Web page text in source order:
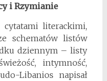
i Rzymianie
cytatami literackimi,
schematów listów
dziennym – listy
intymność,
Libanios napisał